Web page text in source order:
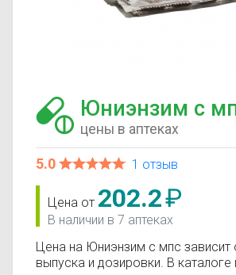
Юниэнзим с
цены в аптеках
5.0 1 отзыв
Цена от 202.2₽
В наличии в 7 аптеках
Цена на Юниэнзим с мпс
выпуска и дозировки. В каталоге